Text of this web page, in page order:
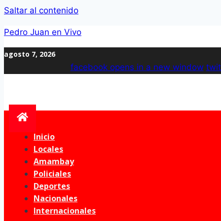
Saltar al contenido
Pedro Juan en Vivo
agosto 7, 2026
facebookopens in a new window
Inicio
Locales
Amambay
Policiales
Deportes
Nacionales
Internacionales